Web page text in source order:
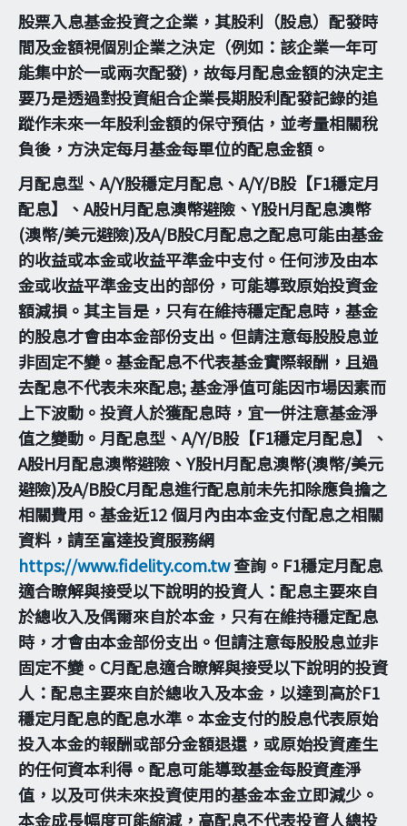
股票入息基金投資之企業，其股利（股息）配發時
間及金額視個別企業之決定（例如：該企業一年可
能集中於一或兩次配發)，故每月配息金額的決定主
要乃是透過對投資組合企業長期股利配發記錄的追
蹤作未來一年股利金額的保守預估，並考量相關稅
負後，方決定每月基金每單位的配息金額。
月配息型、A/Y股穩定月配息、A/Y/B股【F1穩定月
配息】、A股H月配息澳幣避險、Y股H月配息澳幣
(澳幣/美元避險)及A/B股C月配息之配息可能由基金
的收益或本金或收益平準金中支付。任何涉及由本
金或收益平準金支出的部份，可能導致原始投資金
額減損。其主旨是，只有在維持穩定配息時，基金
的股息才會由本金部份支出。但請注意每股股息並
非固定不變。基金配息不代表基金實際報酬，且過
去配息不代表未來配息; 基金淨值可能因市場因素而
上下波動。投資人於獲配息時，宜一併注意基金淨
值之變動。月配息型、A/Y/B股【F1穩定月配息】、
A股H月配息澳幣避險、Y股H月配息澳幣(澳幣/美元
避險)及A/B股C月配息進行配息前未先扣除應負擔之
相關費用。基金近12 個月內由本金支付配息之相關
資料，請至富達投資服務網
https://www.fidelity.com.tw查詢。F1穩定月配息
適合瞭解與接受以下說明的投資人：配息主要來自
於總收入及偶爾來自於本金，只有在維持穩定配息
時，才會由本金部份支出。但請注意每股股息並非
固定不變。C月配息適合瞭解與接受以下說明的投資
人：配息主要來自於總收入及本金，以達到高於F1
穩定月配息的配息水準。本金支付的股息代表原始
投入本金的報酬或部分金額退還，或原始投資產生
的任何資本利得。配息可能導致基金每股資產淨
值，以及可供未來投資使用的基金本金立即減少。
本金成長幅度可能縮減，高配息不代表投資人總投